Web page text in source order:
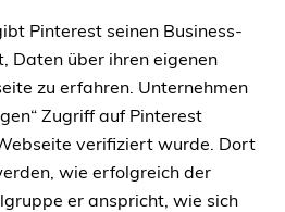
Pinterest seinen Business-
Daten über ihren eigenen
zu erfahren. Unternehmen
Zugriff auf Pinterest
verifiziert wurde. Dort
wie erfolgreich der
er anspricht, wie sich